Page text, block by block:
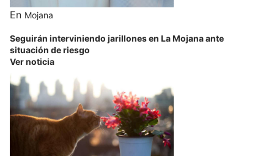
En Mojana
Seguirán interviniendo jarillones en La Mojana ante
situación de riesgo
Ver noticia